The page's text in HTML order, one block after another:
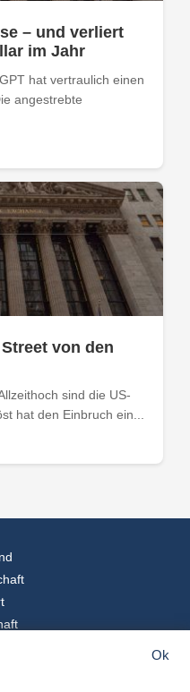
– und verliert
im Jahr
hat vertraulich einen
angestrebte
von den
sind die US-
hat den Einbruch ein...
Ok